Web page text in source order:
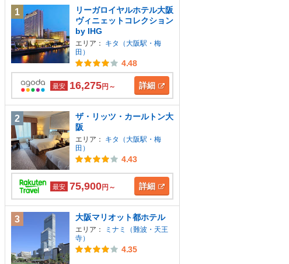
1
リーガロイヤルホテル大阪
ヴィニェットコレクション
by IHG
エリア： キタ（大阪駅・梅
田）
4.48
最安 16,275円～ 詳細
2
ザ・リッツ・カールトン大
阪
エリア： キタ（大阪駅・梅
田）
4.43
最安 75,900円～ 詳細
3 大阪マリオット都ホテル
エリア：
ミナミ（難波・天王
寺）
4.35